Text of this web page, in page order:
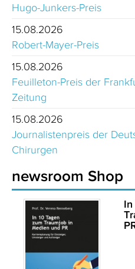
Hugo-Junkers-Preis
15.08.2026
Robert-Mayer-Preis
15.08.2026
Feuilleton-Preis der
Zeitung
15.08.2026
Journalistenpreis der
Chirurgen
newsroom Shop
In